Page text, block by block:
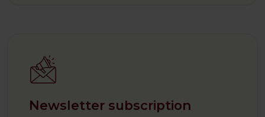
Newsletter subscription